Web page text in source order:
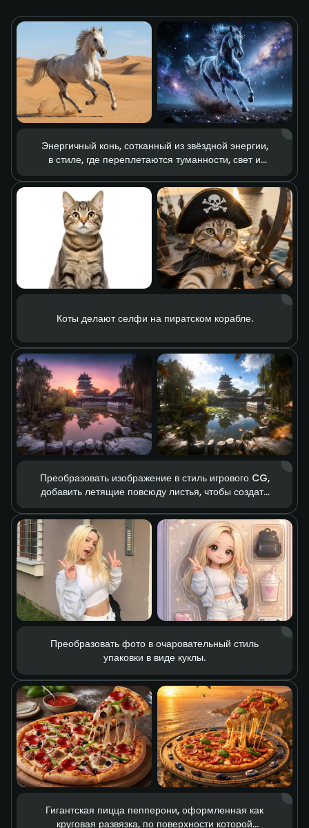
Энергичный конь, сотканный из звёздной энергии,
в стиле, где переплетаются туманности, свет и
Коты делают селфи на пиратском корабле.
Преобразовать изображение в стиль игрового CG,
добавить летящие повсюду листья, чтобы создать
эффект.
Преобразовать фото в очаровательный стиль
упаковки в виде куклы.
Гигантская пицца пепперони, оформленная как
круговая развязка, по поверхности которой